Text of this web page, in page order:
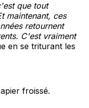
que tout
maintenant, ces
retournent
C'est vraiment
en se triturant les
froissé.